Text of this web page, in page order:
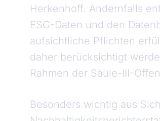
Herkenhoff. Andernfalls
ESG-Daten und den
aufsichtliche Pflichten
daher berücksichtigt
Rahmen der Säule-III-
Besonders wichtig aus